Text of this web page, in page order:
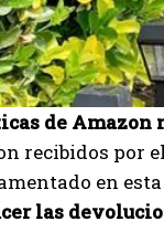
de Amazon
recibidos por
en
las